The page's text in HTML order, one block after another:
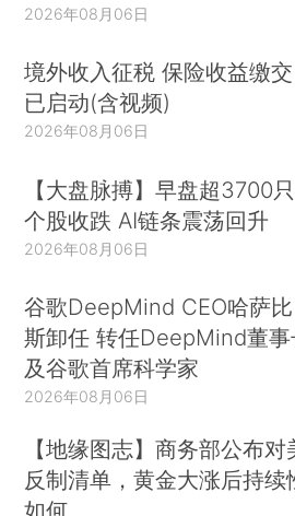
2026年08月06日
境外收入征税 保险收益缴交
已启动(含视频)
2026年08月06日
【大盘脉搏】早盘超3700只
个股收跌 AI链条震荡回升
2026年08月06日
谷歌DeepMind CEO哈萨比
斯卸任 转任DeepMind董事
及谷歌首席科学家
2026年08月06日
【地缘图志】商务部公布对
反制清单，黄金大涨后持续
如何